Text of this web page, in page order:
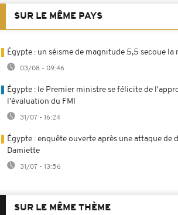
SUR LE MÊME PAYS
Égypte : un séisme de magnitude 5,5 secoue la
03/08 - 09:46
Égypte : le Premier ministre se félicite de
l'évaluation du FMI
31/07 - 16:24
Égypte : enquête ouverte après une attaque de
Damiette
31/07 - 13:56
SUR LE MÊME THÈME